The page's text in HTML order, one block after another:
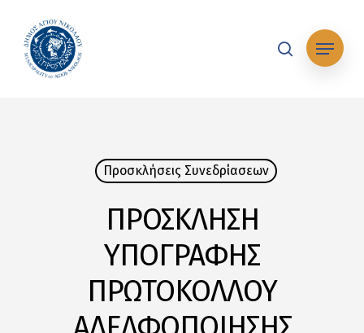
main
content
searchΜενού
Προσκλήσεις Συνεδρίασεων
ΠΡΟΣΚΛΗΣΗ
ΥΠΟΓΡΑΦΗΣ
ΠΡΩΤΟΚΟΛΛΟΥ